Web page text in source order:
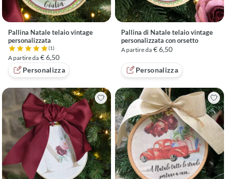
Pallina Natale telaio vintage
personalizzata
(1)
Valutazione 5 su 5 basata su 1 recensioni
A partire da € 6,50
Personalizza
Pallina di Natale telaio vintage
personalizzata con orsetto
A partire da € 6,50
Personalizza